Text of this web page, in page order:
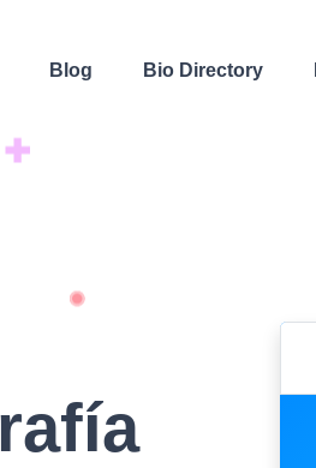
Blog Bio Directory